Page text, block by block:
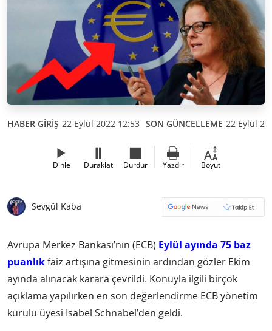
HABER GİRİŞ 22 Eylül 2022 12:53 SON GÜNCELLEME 22 Eylül
Dinle Duraklat Durdur Yazdır Boyut
Sevgül Kaba
Avrupa Merkez Bankası’nın (ECB) Eylül ayında 75 baz
puanlıkfaiz artışına gitmesinin ardından gözler Ekim
ayında alınacak karara çevrildi. Konuyla ilgili birçok
açıklama yapılırken en son değerlendirme ECB yönetim
kurulu üyesi Isabel Schnabel’den geldi.